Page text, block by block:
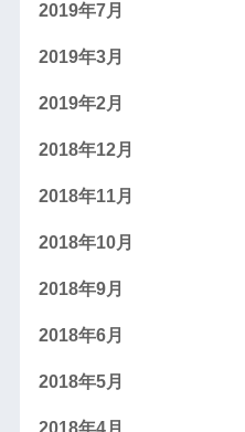
2019年7月
2019年3月
2019年2月
2018年12月
2018年11月
2018年10月
2018年9月
2018年6月
2018年5月